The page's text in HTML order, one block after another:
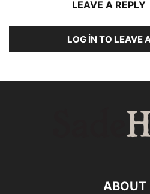
LEAVE A REPLY
LOG IN TO LEAVE
ABOUT